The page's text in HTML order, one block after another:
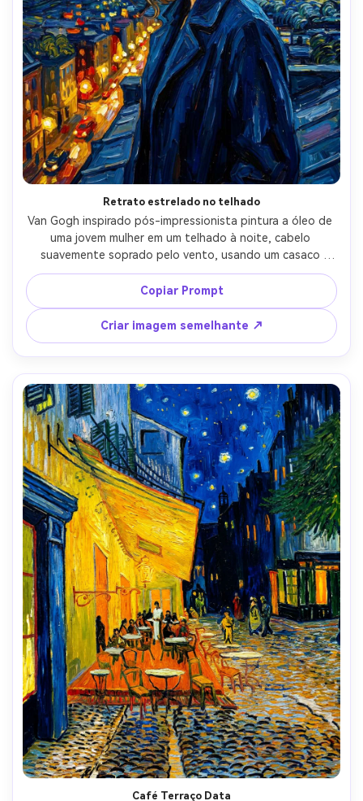
Retrato estrelado no telhado
Van Gogh inspirado pós-impressionista pintura a óleo de
uma jovem mulher em um telhado à noite, cabelo
suavemente soprado pelo vento, usando um casaco
marinho e brincos de ouro, atrás dela um céu noturno
estrelado em redemoinho com estrelas luminosas e
nuvens azuis, luzes quentes da cidade abaixo pintadas
como brilhantes dabs, textura impasto grossa, cores
complementares ousadas, expressão emocional mas
serena, qualidade de obra-prima, ritmo dinâmico de
pincel, lente de 85mm, profundidade de campo rasa-AR
4:5
Copiar Prompt
Criar imagem semelhante ↗
Café Terraço Data